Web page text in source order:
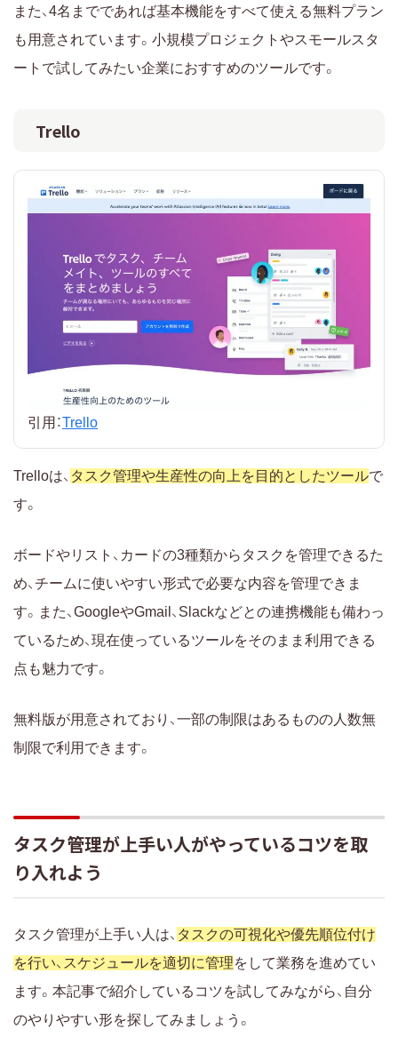
また、4名までであれば基本機能をすべて使える無料プラン
も用意されています。小規模プロジェクトやスモールスタ
ートで試してみたい企業におすすめのツールです。
Trello
引用：Trello
Trelloは、 タスク管理や生産性の向上を目的としたツールで
す。
ボードやリスト、カードの3種類からタスクを管理できるた
め、チームに使いやすい形式で必要な内容を管理できま
す。また、GoogleやGmail、Slackなどとの連携機能も備わっ
ているため、現在使っているツールをそのまま利用できる
点も魅力です。
無料版が用意されており、一部の制限はあるものの人数無
制限で利用できます。
タスク管理が上手い人がやっているコツを取
り入れよう
タスク管理が上手い人は、 タスクの可視化や優先順位付け
を行い、スケジュールを適切に管理をして業務を進めてい
ます。本記事で紹介しているコツを試してみながら、自分
のやりやすい形を探してみましょう。